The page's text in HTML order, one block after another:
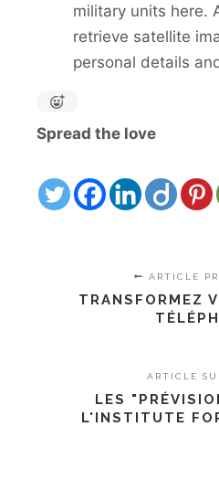
military units here.
retrieve satellite
personal details
Spread the love
ARTICLE
TRANSFORMEZ
ARTICLE
LES
L'INSTITUTE